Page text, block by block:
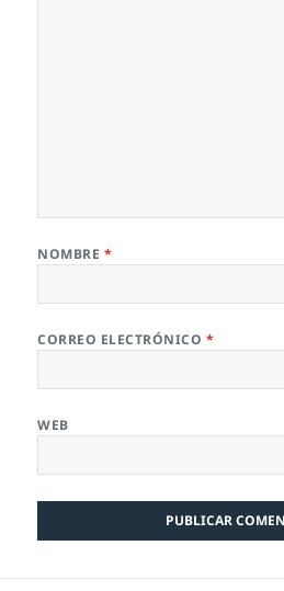
NOMBRE *
CORREO ELECTRÓNICO *
WEB